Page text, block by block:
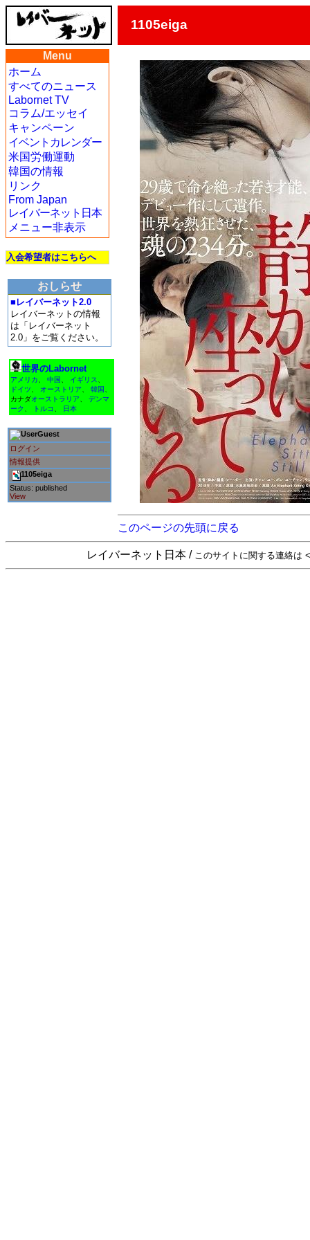
1105eiga
Menu
ホーム
すべてのニュース
Labornet TV
コラム/エッセイ
キャンペーン
イベントカレンダー
米国労働運動
韓国の情報
リンク
From Japan
レイバーネット日本
メニュー非表示
入会希望者はこちらへ
おしらせ
■レイバーネット2.0
レイバーネットの情報
は「レイバーネット
2.0」をご覧ください。
世界のLabornet
アメリカ 中国 イギリス
ドイツ
オーストリア 韓国
カナダオーストラリア
デンマ
ーク
トルコ 日本
Guest
ログイン
情報提供
1105eiga
Status: published
View
このページの先頭に戻る
レイバーネット日本 / このサイトに関する連絡は